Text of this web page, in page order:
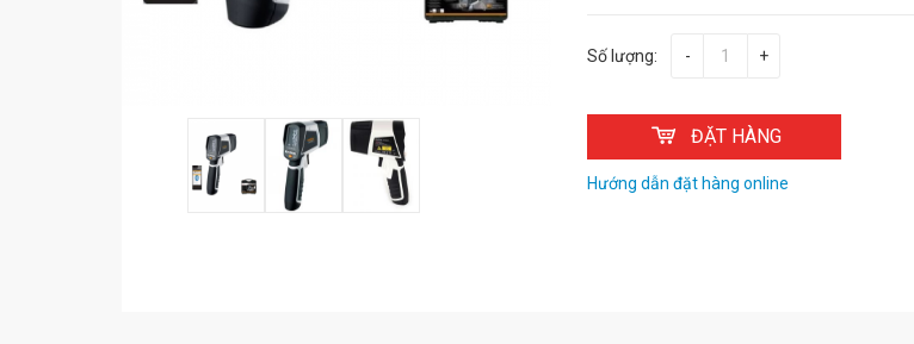
Số lượng: - +
ĐẶT HÀNG
Hướng dẫn đặt hàng online